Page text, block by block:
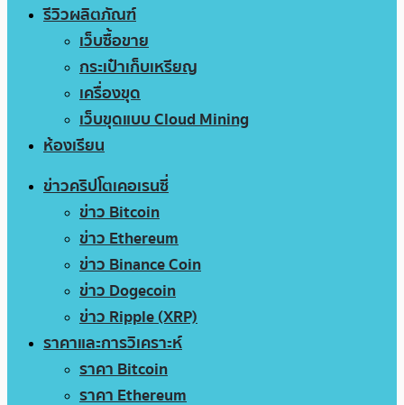
รีวิวผลิตภัณฑ์
เว็บซื้อขาย
กระเป๋าเก็บเหรียญ
เครื่องขุด
เว็บขุดแบบ Cloud Mining
ห้องเรียน
ข่าวคริปโตเคอเรนซี่
ข่าว Bitcoin
ข่าว Ethereum
ข่าว Binance Coin
ข่าว Dogecoin
ข่าว Ripple (XRP)
ราคาและการวิเคราะห์
ราคา Bitcoin
ราคา Ethereum